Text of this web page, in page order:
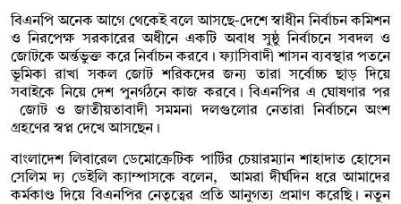
বিএনপি অনেক আগে থেকেই বলে আসছে-দেশে স্বাধীন নির্বাচন কমিশন
ও নিরপেক্ষ সরকারের অধীনে একটি অবাধ সুষ্ঠু নির্বাচনে সবদল ও
জোটকে অর্ন্তভুক্ত করে নির্বাচন করবে। ফ্যাসিবাদী শাসন ব্যবস্থার পতনে
ভূমিকা রাখা সকল জোট শরিকদের জন্য তারা সর্বোচ্চ ছাড় দিয়ে
সবাইকে নিয়ে দেশ পুনর্গঠনে কাজ করবে। বিএনপির এ ঘোষণার পর
জোট ও জাতীয়তাবাদী সমমনা দলগুলোর নেতারা নির্বাচনে অংশ
গ্রহণের স্বপ্ন দেখে আসছেন।
বাংলাদেশ লিবারেল ডেমোক্রেটিক পার্টির চেয়ারম্যান শাহাদাত হোসেন
সেলিম দ্য ডেইলি ক্যাম্পাসকে বলেন, আমরা দীর্ঘদিন ধরে আমাদের
কর্মকাণ্ড দিয়ে বিএনপির নেতৃত্বের প্রতি আনুগত্য প্রমাণ করেছি। নতুন